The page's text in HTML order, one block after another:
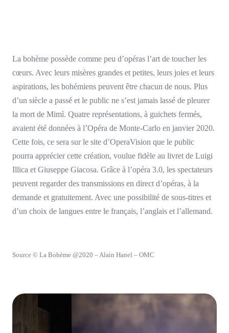
La bohème possède comme peu d’opéras l’art de toucher les
cœurs. Avec leurs misères grandes et petites, leurs joies et leurs
aspirations, les bohémiens peuvent être chacun de nous. Plus
d’un siècle a passé et le public ne s’est jamais lassé de pleurer
la mort de Mimì. Quatre représentations, à guichets fermés,
avaient été données à l’Opéra de Monte-Carlo en janvier 2020.
Cette fois, ce sera sur le site d’OperaVision que le public
pourra apprécier cette création, voulue fidèle au livret de Luigi
Illica et Giuseppe Giacosa. Grâce à l’opéra 3.0, les spectateurs
peuvent regarder des transmissions en direct d’opéras, à la
demande et gratuitement. Avec une possibilité de sous-titres et
d’un choix de langues entre le français, l’anglais et l’allemand.
Source © La Bohème @2020 – Alain Hanel – OMC